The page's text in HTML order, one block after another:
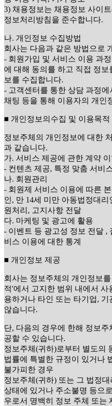
3) 채용정보는 채용정보 사이트
정보처리방침을 준수합니다.
나. 개인정보 수집방법
회사는 다음과 같은 방법으로
- 회원가입 및 서비스 이용 과
에 대해 동의를 하고 직접 정
보를 수집합니다.
- 고객센터를 통한 상담 과정
채팅 등을 통해 이용자의 개인
■ 개인정보의수집 및 이용목적
정보주체의 개인정보에 대한
과 같습니다.
가. 서비스 제공에 관한 계약
- 컨텐츠 제공, 특정 맞춤 서비
나. 회원관리
- 회원제 서비스 이용에 따른
인, 만 14세 미만 아동법정대
원처리, 고지사항 전달
다. 마케팅 및 광고에 활용
- 이벤트 등 광고성 정보 전달 ,
비스 이용에 대한 통계
■ 개인정보 제공
회사는 정보주체의 개인정보
적'에서 고지한 범위 내에서 사
용하거나 타인 또는 타기업, 기
않습니다.
단, 다음의 경우에 한해 정보주
공할 수 있습니다.
정보주체(귀하)로부터 별도의
법률에 특별한 규정이 있거나
불가피한 경우
정보주체(귀하) 또는 그 법정
상태에 있거나 주소불명 등으
우로서 명백히 정보 주체 또는